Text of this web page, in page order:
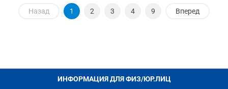
Назад 1 2 3 4 9 Вперед
ИНФОРМАЦИЯ ДЛЯ ФИЗ/ЮР.ЛИЦ